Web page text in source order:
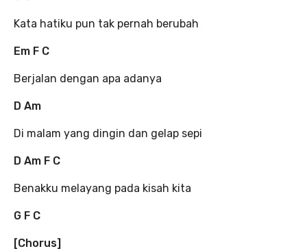
Kata hatiku pun tak pernah berubah
Em F C
Berjalan dengan apa adanya
D Am
Di malam yang dingin dan gelap sepi
D Am F C
Benakku melayang pada kisah kita
G F C
[Chorus]